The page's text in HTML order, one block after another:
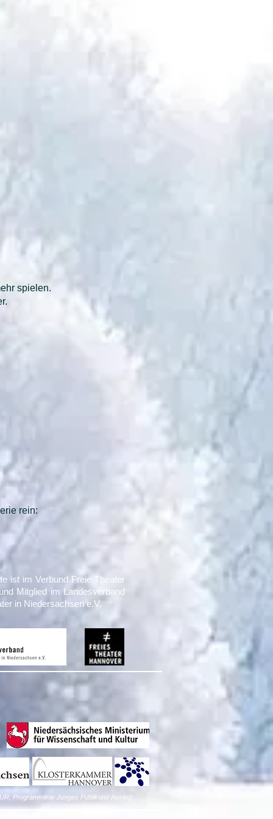
spielen.
rein:
Programmlinie Junges Publikum/ Assitej)
ist im Verbund Freie Theater
Mitglied im Landesverband
in Niedersachsen e.V.